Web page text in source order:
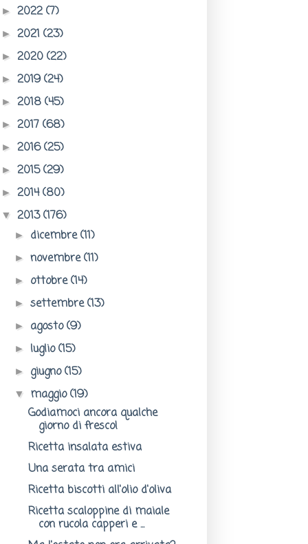
► 2022(7)
► 2021 (23)
► 2020 (22)
► 2019(24)
► 2018 (45)
► 2017 (68)
► 2016(25)
► 2015(29)
► 2014(80)
▼ 2013(176)
► dicembre(11)
►novembre(11)
► ottobre(14)
►settembre(13)
► agosto(9)
► luglio(15)
► giugno(15)
▼ maggio(19)
Godiamoci ancora qualche
giorno di fresco!
Ricetta insalata estiva
Una serata tra amici
Ricetta biscotti all'olio d'oliva
Ricetta scaloppine di maiale
con rucola capperi e ...